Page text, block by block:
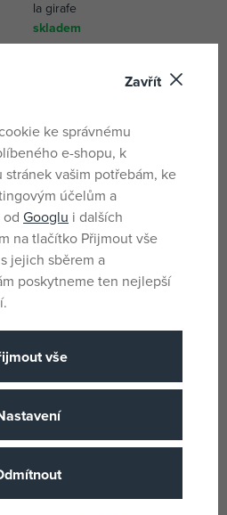
la girafe
skladem
670 Kč
439 Kč
Zavřít
ke správnému
e-shopu, k
vašim potřebám, ke
účelům a
Googlu i dalších
na tlačítko Přijmout vše
jejich sběrem a
poskytneme ten nejlepší
vše